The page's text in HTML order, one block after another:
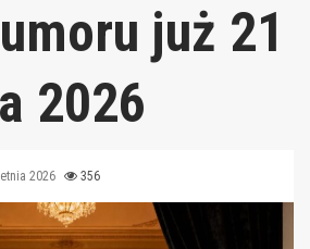
już 21
2026
2026 356